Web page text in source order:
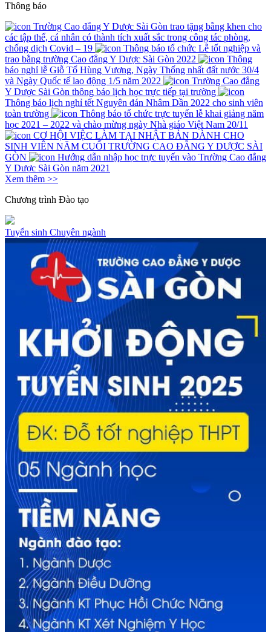
Thông báo
Trường Cao đẳng Y Dược Sài Gòn trao tặng bằng khen cho
các tập thể, cá nhân có thành tích xuất sắc trong công tác phòng,
chống dịch Covid – 19
Thông báo tổ chức Lễ tốt nghiệp và
trao bằng trường Cao đẳng Y Dược Sài Gòn 2022
Thông
báo nghỉ lễ Giỗ Tổ Hùng Vương, Ngày Thống nhất đất nước 30/4
và Ngày Quốc tế lao động 1/5 năm 2022
Trường Cao đẳng
Y Dược Sài Gòn thông báo lịch học trực tiếp tại trường
Thông báo lịch nghỉ tết Nguyên đán Nhâm Dần 2022 cho sinh viên
toàn trường
Thông báo tổ chức trực tuyến lễ khai giảng năm
học 2021 – 2022 và chào mừng ngày Nhà giáo Việt Nam 20/11
CƠ HỘI VIỆC LÀM TẠI NHẬT BẢN DÀNH CHO
SINH VIÊN NĂM CUỐI TRƯỜNG CAO ĐẲNG Y DƯỢC SÀI
GÒN
Hướng dẫn nhập học trực tuyến vào Trường Cao đẳng
Y Dược Sài Gòn năm 2021
Xem thêm >>
Chương trình Đào tạo
Tuyển sinh Chuyên ngành